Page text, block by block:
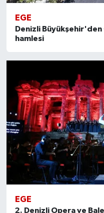
EGE
Denizli
hamlesi
EGE
2. Denizli Opera ve